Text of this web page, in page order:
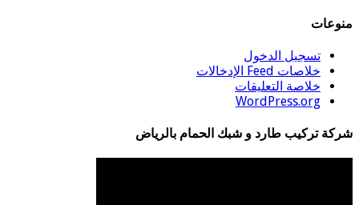
منوعات
تسجيل الدخول
خلاصات Feed الإدخالات
خلاصة التعليقات
WordPress.org
شركة تركيب طارد و شبك الحمام بالرياض